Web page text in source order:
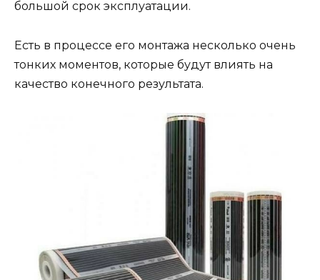
большой срок эксплуатации.
Есть в процессе его монтажа несколько очень
тонких моментов, которые будут влиять на
качество конечного результата.